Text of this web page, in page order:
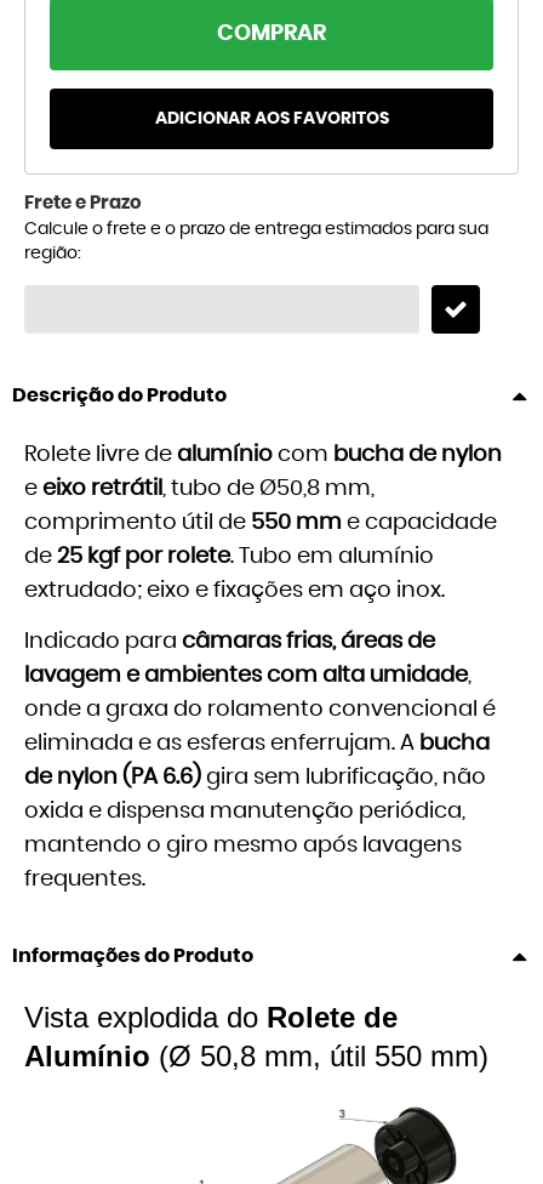
COMPRAR
ADICIONAR AOS FAVORITOS
Frete e Prazo
Calcule o frete e o prazo de entrega estimados para sua
região:
Descrição do Produto
Rolete livre de alumínio com bucha de nylon
e eixo retrátil , tubo de Ø50,8 mm,
comprimento útil de 550 mm e capacidade
de 25 kgf por rolete. Tubo em alumínio
extrudado; eixo e fixações em aço inox.
Indicado para câmaras frias, áreas de
lavagem e ambientes com alta umidade,
onde a graxa do rolamento convencional é
eliminada e as esferas enferrujam. A bucha
de nylon (PA 6.6) gira sem lubrificação, não
oxida e dispensa manutenção periódica,
mantendo o giro mesmo após lavagens
frequentes.
Informações do Produto
Vista explodida do Rolete de
Alumínio (Ø 50,8 mm, útil 550 mm)